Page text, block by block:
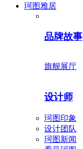
珂图雅居
品牌故事
旗舰展厅
设计师
珂图印象
设计团队
珂图新闻